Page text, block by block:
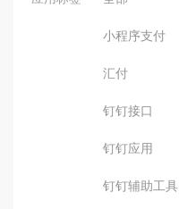
小程序支付
汇付
钉钉接口
钉钉应用
钉钉辅助工具